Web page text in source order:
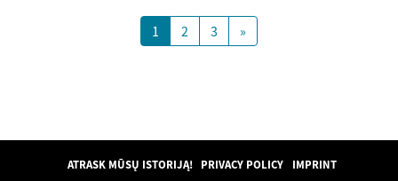
1 2 3 »
ATRASK MŪSŲ ISTORIJĄ! PRIVACY POLICY IMPRINT